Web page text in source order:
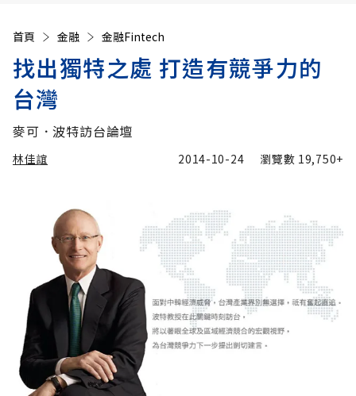
首頁 金融 金融Fintech
找出獨特之處 打造有競爭力的
台灣
麥可．波特訪台論壇
林佳誼 2014-10-24 瀏覽數 19,750+